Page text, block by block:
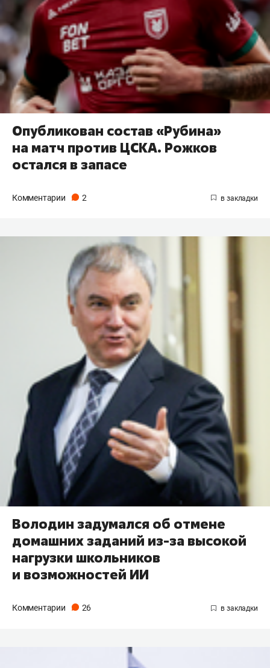
Опубликован состав «Рубина»
на матч против ЦСКА. Рожков
остался в запасе
Комментарии 2
Володин задумался об отмене
домашних заданий из-за высокой
нагрузки школьников
и возможностей ИИ
Комментарии 26